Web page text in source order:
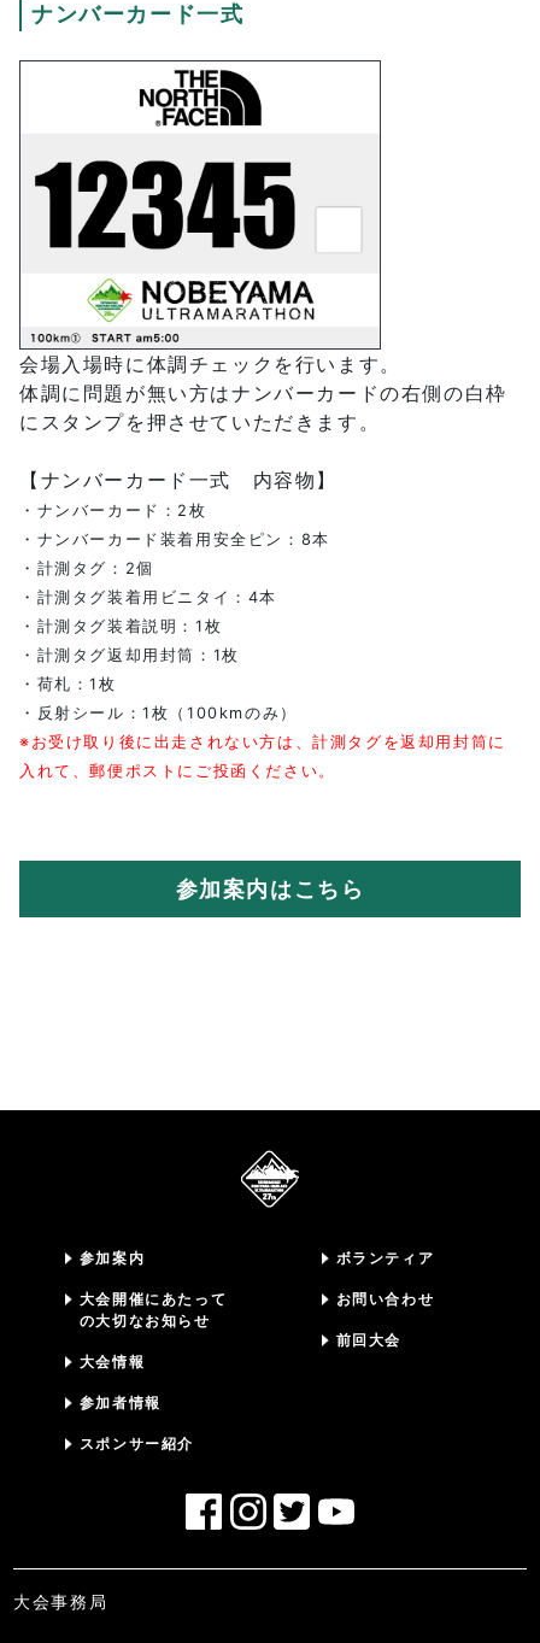
ナンバーカード一式
会場入場時に体調チェックを行います。
体調に問題が無い方はナンバーカードの右側の白枠
にスタンプを押させていただきます。
【ナンバーカード一式 内容物】
・ナンバーカード：2枚
・ナンバーカード装着用安全ピン：8本
・計測タグ：2個
・計測タグ装着用ビニタイ：4本
・計測タグ装着説明：1枚
・計測タグ返却用封筒：1枚
・荷札：1枚
・反射シール：1枚（100kmのみ）
※お受け取り後に出走されない方は、計測タグを返却用封筒に
入れて、郵便ポストにご投函ください。
参加案内はこちら
参加案内
大会開催にあたって
の大切なお知らせ
大会情報
参加者情報
スポンサー紹介
ボランティア
お問い合わせ
前回大会
大会事務局